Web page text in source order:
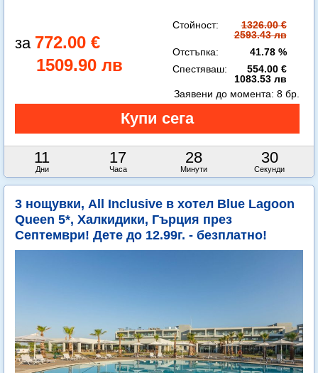
772.00 €
1509.90 лв
Стойност:
1326.00 €
2593.43 лв
Отстъпка:
41.78 %
Спестяваш:
554.00 €
1083.53 лв
11
Дни
17
Часа
28
Минути
27
Секунди
Заявени до момента: 8 бр.
3 нощувки, All Inclusive в хотел Blue Lagoon
Queen 5*, Халкидики, Гърция през
Септември! Дете до 12.99г. - безплатно!